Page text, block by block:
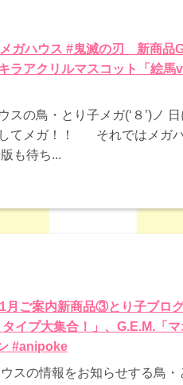
ガハウス #鬼滅の刃 新商品
ラアクリルマスコット「絵馬
の鳥・とり子メガ(‘８’)ノ
てメガ！！ それではメガ
も待ち...
月ご案内新商品③とり子ブロ
イプ大集合！」、G.E.M.「マ
#anipoke
スの情報をお知らせする鳥